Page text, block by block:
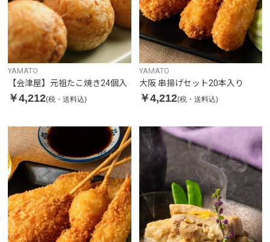
YAMATO
【会津屋】元祖たこ焼き24個入
￥4,212(税・送料込)
YAMATO
大阪 串揚げセット20本入り
￥4,212(税・送料込)